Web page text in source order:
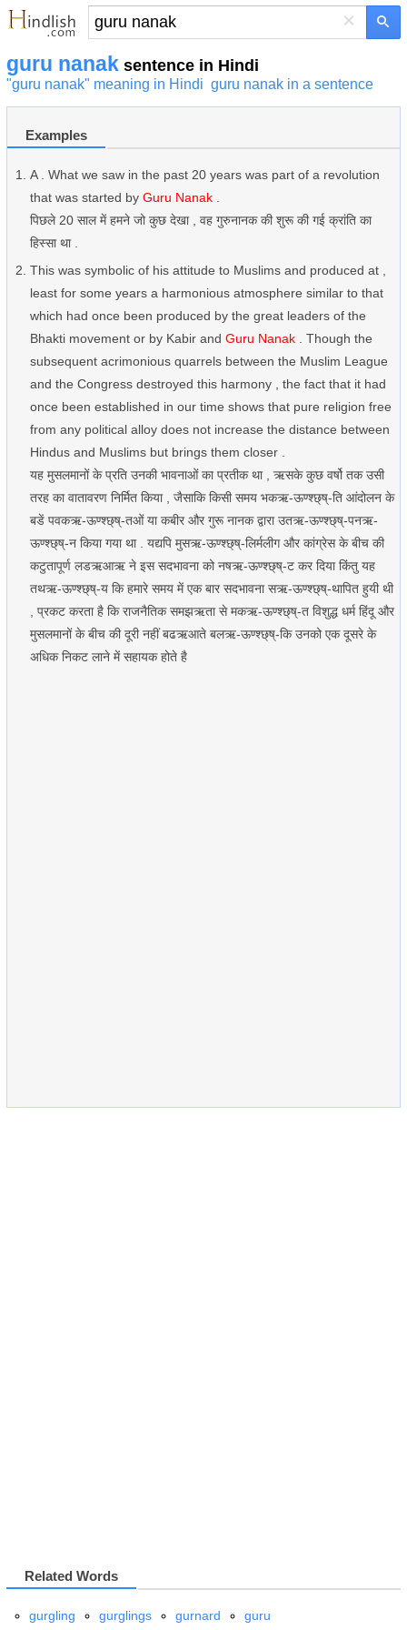
×
guru nanak sentence in Hindi
"guru nanak" meaning in Hindi guru nanak in a sentence
Examples
A . What we saw in the past 20 years was part of a revolution
that was started by Guru Nanak
पिछले 20 साल में हमने जो कुछ देखा , वह गुरुनानक की शुरू की गई क्रांति का
हिस्सा था .
This was symbolic of his attitude to Muslims and produced at ,
least for some years a harmonious atmosphere similar to that
which had once been produced by the great leaders of the
Bhakti movement or by Kabir and Guru Nanak . Though the
subsequent acrimonious quarrels between the Muslim League
and the Congress destroyed this harmony , the fact that it had
once been established in our time shows that pure religion free
from any political alloy does not increase the distance between
Hindus and Muslims but brings them closer .
यह मुसलमानों के प्रति उनकी भावनाओं का प्रतीक था , ऋसके कुछ वर्षो तक उसी
तरह का वातावरण निर्मित किया , जैसाकि किसी समय भकऋ-ऊण्श्छ्ष्-ति आंदोलन के
बडें पवकऋ-ऊण्श्छ्ष्-तओं या कबीर और गुरू नानक द्वारा उतऋ-ऊण्श्छ्ष्-पनऋ-
ऊण्श्छ्ष्-न किया गया था . यद्यपि मुसऋ-ऊण्श्छ्ष्-लिर्मलीग और कांग्रेस के बीच की
कटुतापूर्ण लडऋआऋ ने इस सदभावना को नषऋ-ऊण्श्छ्ष्-ट कर दिया किंतु यह
तथऋ-ऊण्श्छ्ष्-य कि हमारे समय में एक बार सदभावना सऋ-ऊण्श्छ्ष्-थापित हुयी थी
, प्रकट करता है कि राजनैतिक समझऋता से मकऋ-ऊण्श्छ्ष्-त विशुद्ध धर्म हिंदू और
मुसलमानों के बीच की दूरी नहीं बढऋआते बलऋ-ऊण्श्छ्ष्-कि उनको एक दूसरे के
अधिक निकट लाने में सहायक होते है
Related Words
gurgling gurglings gurnard guru